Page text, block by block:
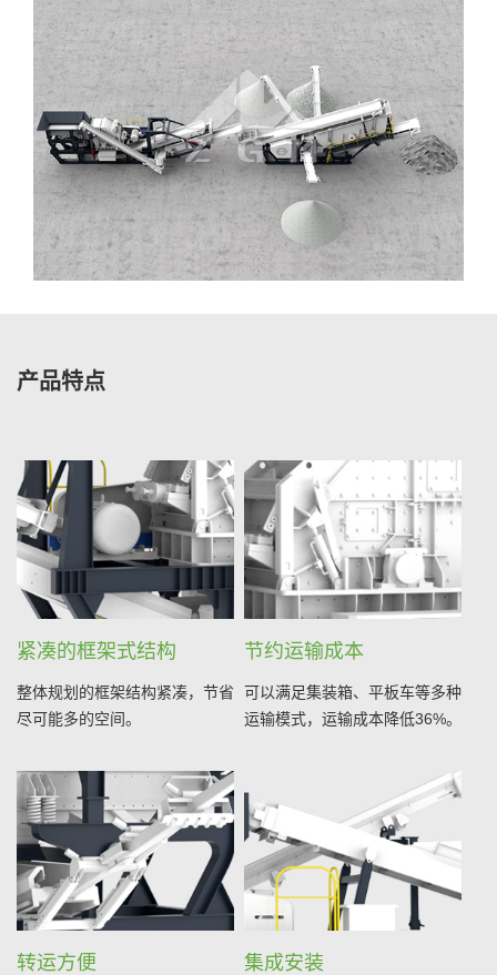
产品特点
紧凑的框架式结构
整体规划的框架结构紧凑，节省
尽可能多的空间。
节约运输成本
可以满足集装箱、平板车等多种
运输模式，运输成本降低36%。
转运方便 集成安装